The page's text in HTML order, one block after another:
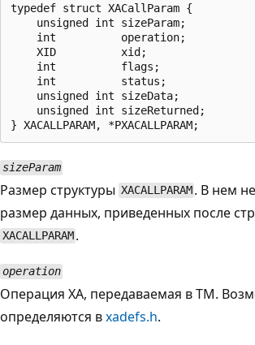
typedef struct XACallParam {
    unsigned int sizeParam;
    int          operation;
    XID          xid;
    int          flags;
    int          status;
    unsigned int sizeData;
    unsigned int sizeReturned;
sizeParam
Размер структуры XACALLPARAM . В нем
размер данных, приведенных после
XACALLPARAM .
operation
Операция XA, передаваемая в TM.
определяются вxadefs.h.